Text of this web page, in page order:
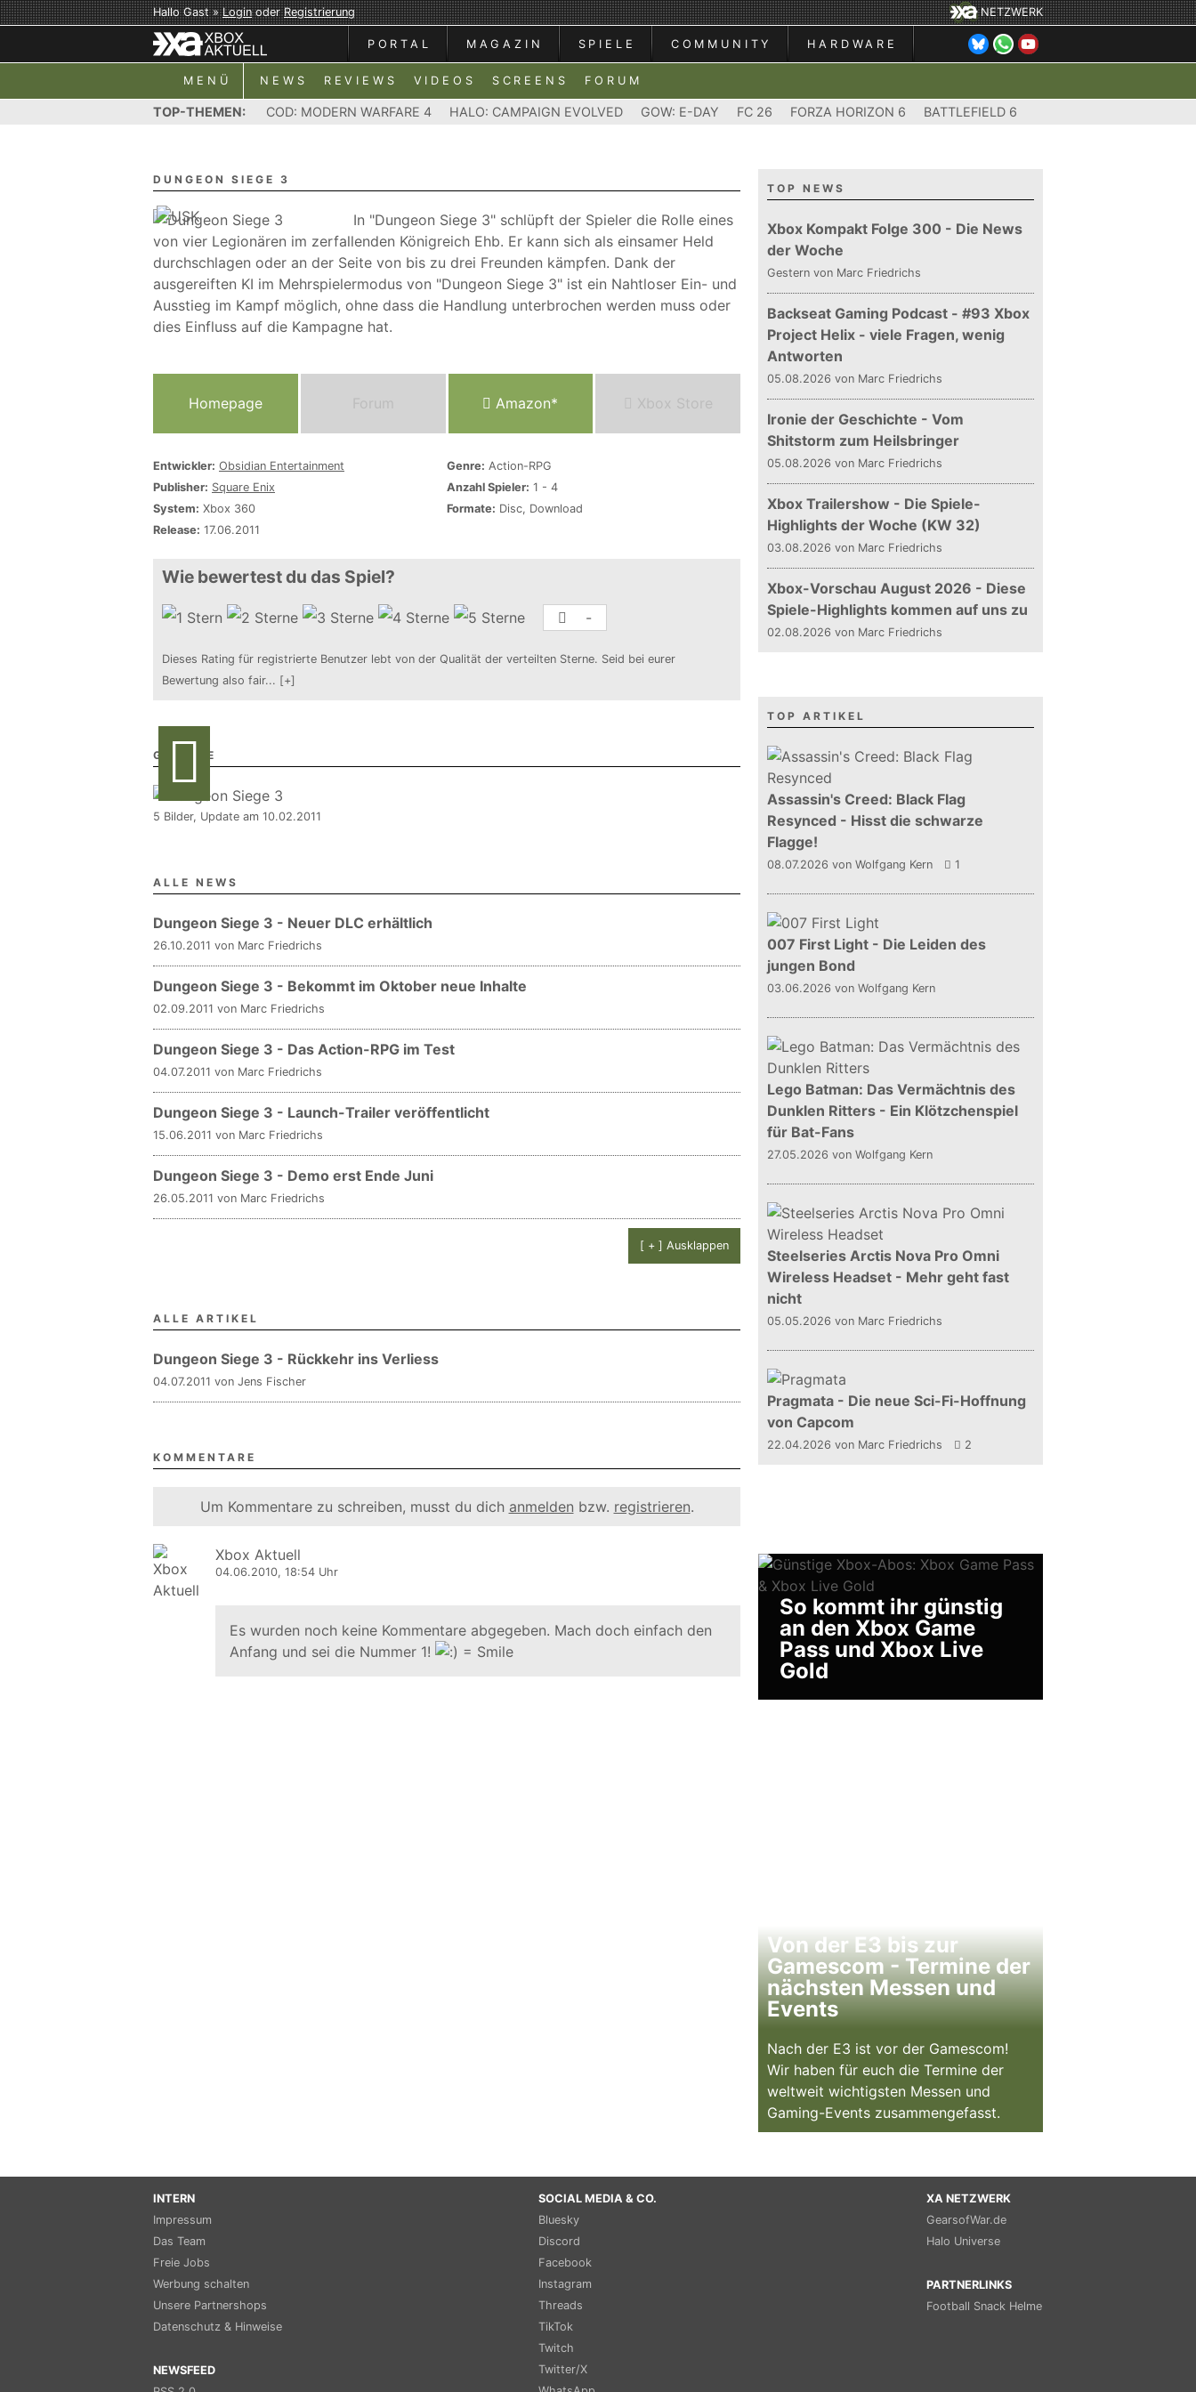
Hallo Gast »LoginoderRegistrierung NETZWERK
PORTAL MAGAZIN SPIELE COMMUNITY HARDWARE
MENÜ NEWS REVIEWS VIDEOS SCREENS FORUM
TOP-THEMEN: COD: MODERN WARFARE 4 HALO: CAMPAIGN EVOLVED GOW: E-DAY FC 26 FORZA HORIZON 6 BATTLEFIELD 6
DUNGEON SIEGE 3
In "Dungeon Siege 3" schlüpft der Spieler die Rolle eines
von vier Legionären im zerfallenden Königreich Ehb. Er kann sich als einsamer Held
durchschlagen oder an der Seite von bis zu drei Freunden kämpfen. Dank der
ausgereiften KI im Mehrspielermodus von "Dungeon Siege 3" ist ein Nahtloser Ein- und
Ausstieg im Kampf möglich, ohne dass die Handlung unterbrochen werden muss oder
dies Einfluss auf die Kampagne hat.
Homepage Forum Amazon* Xbox Store
Entwickler: Obsidian Entertainment
Publisher: Square Enix
System: Xbox 360
Genre: Action-RPG
Anzahl Spieler: 1 - 4
Formate: Disc, Download
Release: 17.06.2011
Wie bewertest du das Spiel?
-
Dieses Rating für registrierte Benutzer lebt von der Qualität der verteilten Sterne. Seid bei eurer
Bewertung also fair... [+]
GALERIE
5 Bilder, Update am 10.02.2011
ALLE NEWS
Dungeon Siege 3 - Neuer DLC erhältlich
26.10.2011 von Marc Friedrichs
Dungeon Siege 3 - Bekommt im Oktober neue Inhalte
02.09.2011 von Marc Friedrichs
Dungeon Siege 3 - Das Action-RPG im Test
04.07.2011 von Marc Friedrichs
Dungeon Siege 3 - Launch-Trailer veröffentlicht
15.06.2011 von Marc Friedrichs
Dungeon Siege 3 - Demo erst Ende Juni
26.05.2011 von Marc Friedrichs
[ + ] Ausklappen
ALLE ARTIKEL
Dungeon Siege 3 - Rückkehr ins Verliess
04.07.2011 von Jens Fischer
KOMMENTARE
Um Kommentare zu schreiben, musst du dich anmelden bzw. registrieren.
Xbox Aktuell
04.06.2010, 18:54 Uhr
Es wurden noch keine Kommentare abgegeben. Mach doch einfach den
Anfang und sei die Nummer 1!
TOP NEWS
Xbox Kompakt Folge 300 - Die News
der Woche
Gestern von Marc Friedrichs
Backseat Gaming Podcast - #93 Xbox
Project Helix - viele Fragen, wenig
Antworten
05.08.2026 von Marc Friedrichs
Ironie der Geschichte - Vom
Shitstorm zum Heilsbringer
05.08.2026 von Marc Friedrichs
Xbox Trailershow - Die Spiele-
Highlights der Woche (KW 32)
03.08.2026 von Marc Friedrichs
Xbox-Vorschau August 2026 - Diese
Spiele-Highlights kommen auf uns zu
02.08.2026 von Marc Friedrichs
TOP ARTIKEL
Assassin's Creed: Black Flag
Resynced - Hisst die schwarze
Flagge!
08.07.2026 von Wolfgang Kern 1
007 First Light - Die Leiden des
jungen Bond
03.06.2026 von Wolfgang Kern
Lego Batman: Das Vermächtnis des
Dunklen Ritters - Ein Klötzchenspiel
für Bat-Fans
27.05.2026 von Wolfgang Kern
Steelseries Arctis Nova Pro Omni
Wireless Headset - Mehr geht fast
nicht
05.05.2026 von Marc Friedrichs
Pragmata - Die neue Sci-Fi-Hoffnung
von Capcom
22.04.2026 von Marc Friedrichs 2
So kommt ihr günstig
an den Xbox Game
Pass und Xbox Live
Gold
Von der E3 bis zur
Gamescom - Termine der
nächsten Messen und
Events
Nach der E3 ist vor der Gamescom!
Wir haben für euch die Termine der
weltweit wichtigsten Messen und
Gaming-Events zusammengefasst.
INTERN
Impressum
Das Team
Freie Jobs
Werbung schalten
Unsere Partnershops
Datenschutz & Hinweise
NEWSFEED
SOCIAL MEDIA & CO.
Bluesky
Discord
Facebook
Instagram
Threads
TikTok
Twitch
Twitter/X
XA NETZWERK
GearsofWar.de
Halo Universe
PARTNERLINKS
Football Snack Helme